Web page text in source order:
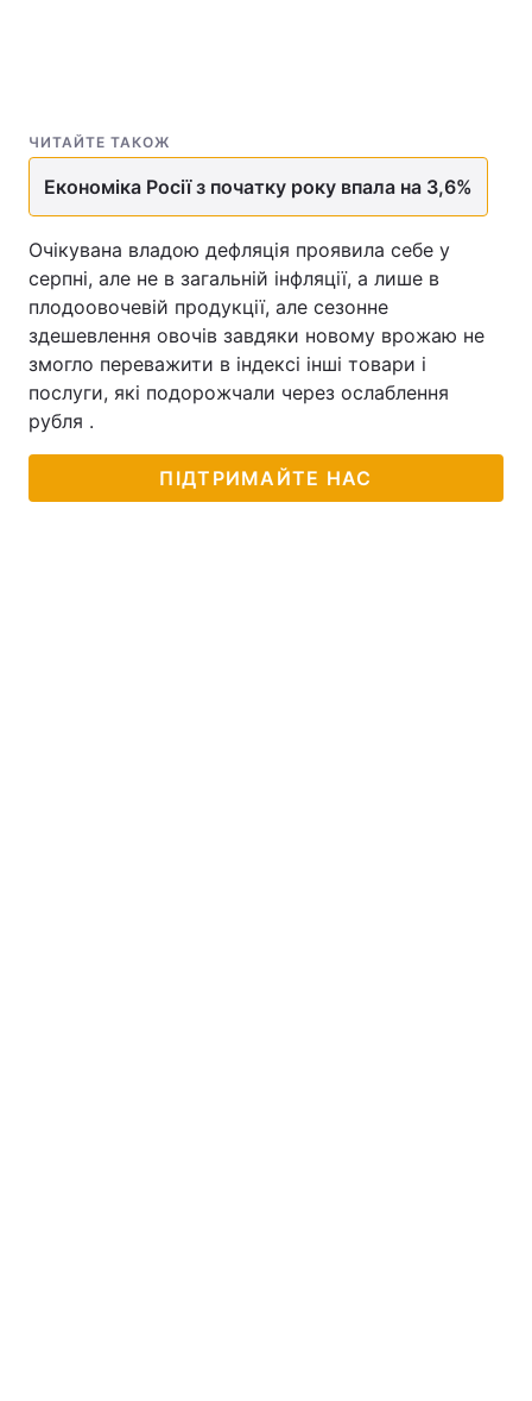
ЧИТАЙТЕ ТАКОЖ
Економіка Росії з початку року впала на 3,6%
Очікувана владою дефляція проявила себе у
серпні, але не в загальній інфляції, а лише в
плодоовочевій продукції, але сезонне
здешевлення овочів завдяки новому врожаю не
змогло переважити в індексі інші товари і
послуги, які подорожчали через ослаблення
рубля .
ПІДТРИМАЙТЕ НАС